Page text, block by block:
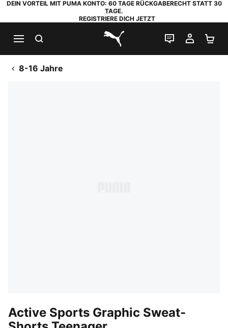
DEIN VORTEIL MIT PUMA KONTO: 60 TAGE RÜCKGABERECHT STATT 30
TAGE.
REGISTRIERE DICH JETZT
PUMA.com
LIVE-CHAT
MEIN
8-16 Jahre
Active Sports Graphic Sweat-